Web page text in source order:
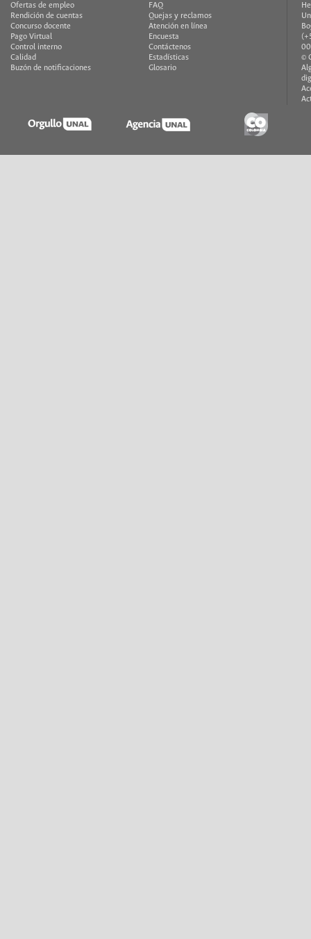
Ofertas de empleo
Rendición de cuentas
Concurso docente
Pago Virtual
Control interno
Calidad
Buzón de notificaciones
FAQ
Quejas y reclamos
Atención en línea
Encuesta
Contáctenos
Estadísticas
Glosario
©